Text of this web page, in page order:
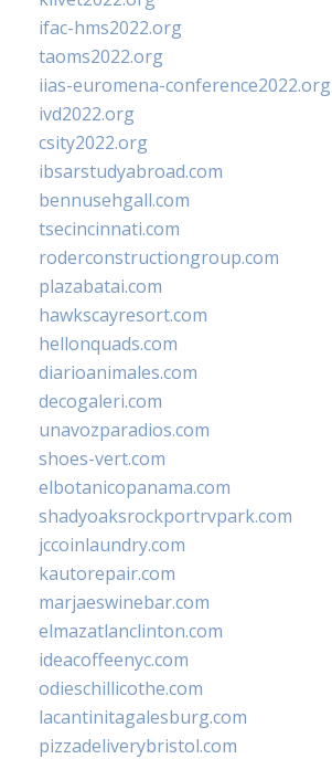
ifac-hms2022.org
taoms2022.org
iias-euromena-conference2022.org
ivd2022.org
csity2022.org
ibsarstudyabroad.com
bennusehgall.com
tsecincinnati.com
roderconstructiongroup.com
plazabatai.com
hawkscayresort.com
hellonquads.com
diarioanimales.com
decogaleri.com
unavozparadios.com
shoes-vert.com
elbotanicopanama.com
shadyoaksrockportrvpark.com
jccoinlaundry.com
kautorepair.com
marjaeswinebar.com
elmazatlanclinton.com
ideacoffeenyc.com
odieschillicothe.com
lacantinitagalesburg.com
pizzadeliverybristol.com